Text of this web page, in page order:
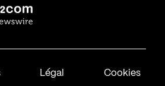
Légal Cookies